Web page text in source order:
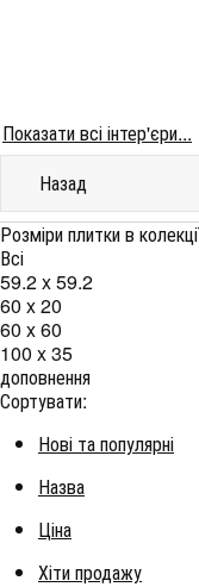
Показати всі інтер'єри...
Назад
Розміри плитки в
Всі
59.2 x 59.2
60 x 20
60 x 60
100 x 35
доповнення
Сортувати:
Нові та популярні
Назва
Ціна
Хіти продажу